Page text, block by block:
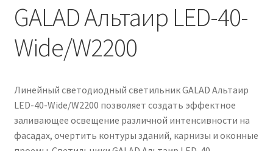
кронштейнов «Opora Engineering»
Отправить заявку
Политика конфиденциальности
Сертификаты
GALAD Альтаир LED-40-
Wide/W2200
Линейный светодиодный светильник GALAD Альтаир
LED-40-Wide/W2200 позволяет создать эффектное
заливающее освещение различной интенсивности на
фасадах, очертить контуры зданий, карнизы и оконные